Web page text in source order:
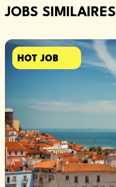
JOBS SIMILAIRES
HOT JOB